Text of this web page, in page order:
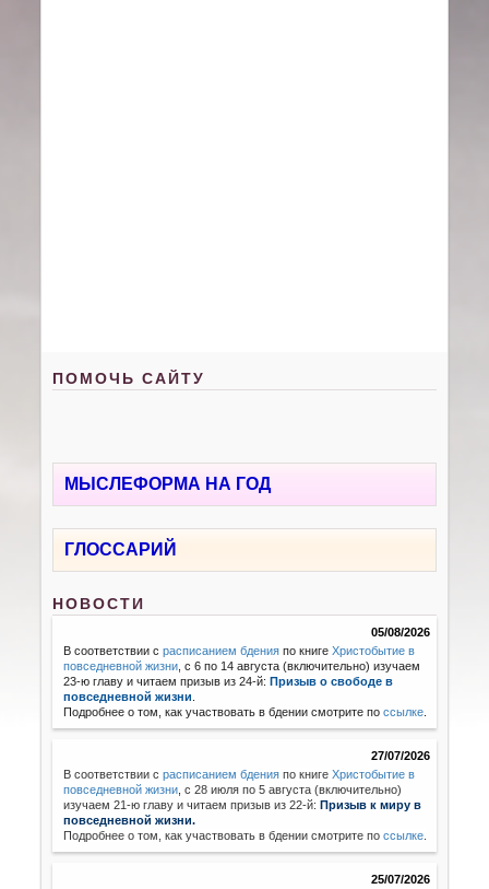
ПОМОЧЬ САЙТУ
МЫСЛЕФОРМА НА ГОД
ГЛОССАРИЙ
НОВОСТИ
05/08/2026
В соответствии срасписанием бдения по книгеХристобытие в
повседневной жизни , с 6 по 14 августа (включительно) изучаем
23-ю главу и читаем призыв из 24-й:Призыв о свободе в
повседневной жизни
Подробнее о том, как участвовать в бдении смотрите поссылке
27/07/2026
В соответствии с расписанием бдения по книгеХристобытие в
повседневной жизни с 28 июля по 5 августа (включительно)
изучаем 21-ю главу и читаем призыв из 22-й:Призыв к миру в
повседневной жизни.
Подробнее о том, как участвовать в бдении смотрите поссылке
25/07/2026